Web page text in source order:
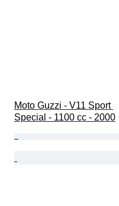
Moto Guzzi - V11 Sport
Special - 1100 cc - 2000